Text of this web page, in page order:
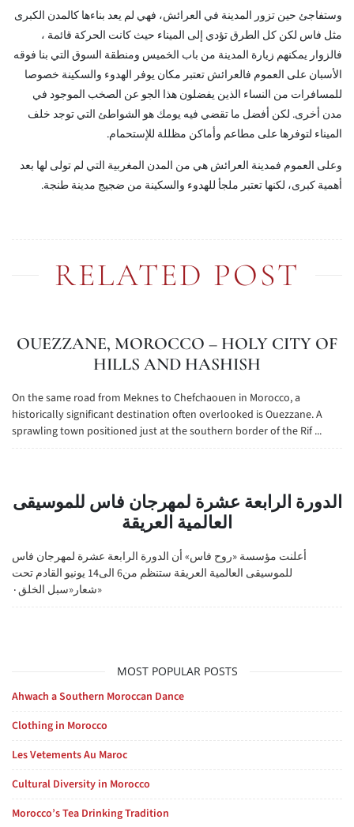
وستفاجئ حين تزور المدينة في العرائش، فهي لم يعد بناءها كالمدن الكبرى
مثل فاس لكن كل الطرق تؤدي إلى الميناء حيث كانت الحركة قائمة ،
فالزوار يمكنهم زيارة المدينة من باب الخميس ومنطقة السوق التي بنا فوقه
الأسبان على العموم فالعرائش تعتبر مكان يوفر الهدوء والسكينة خصوصا
للمسافرات من النساء الذين يفضلون هذا الجو عن الصخب الموجود في
مدن أخرى. لكن أفضل ما تقضي فيه يومك هو الشواطئ التي توجد خلف
الميناء لتوفرها على مطاعم وأماكن مظللة للإستحمام.
وعلى العموم فمدينة العرائش هي من المدن المغربية التي لم تولى لها بعد
أهمية كبرى، لكنها تعتبر ملجأ للهدوء والسكينة من ضجيج مدينة طنجة.
RELATED POST
OUEZZANE, MOROCCO – HOLY CITY OF
HILLS AND HASHISH
On the same road from Meknes to Chefchaouen in Morocco, a
historically significant destination often overlooked is Ouezzane. A
sprawling town positioned just at the southern border of the Rif ...
الدورة الرابعة عشرة لمهرجان فاس للموسيقى
العالمية العريقة
أعلنت مؤسسة «روح فاس» أن الدورة الرابعة عشرة لمهرجان فاس
للموسيقى العالمية العريقة ستنظم من6 الى14 يونيو القادم تحت
شعار«سبل الخلق٠»
MOST POPULAR POSTS
Ahwach a Southern Moroccan Dance
Clothing in Morocco
Les Vetements Au Maroc
Cultural Diversity in Morocco
Morocco’s Tea Drinking Tradition